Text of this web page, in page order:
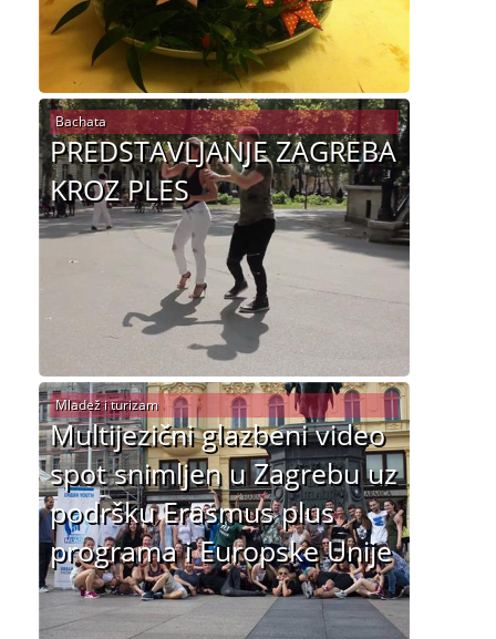
PREDSTAVLJANJE ZAGREBA
KROZ PLES
Bachata
Multijezični glazbeni video
spot snimljen u Zagrebu uz
podršku Erasmus plus
programa i Europske Unije
Mladež i turizam